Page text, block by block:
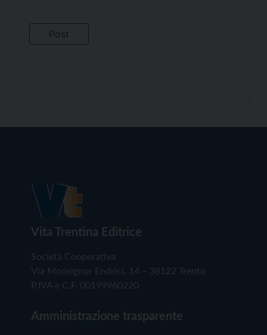
Vita Trentina Editrice
Società Cooperativa
Via Monsignor Endrici, 14 – 38122 Trento
P.IVA e C.F. 00199960220
Amministrazione trasparente